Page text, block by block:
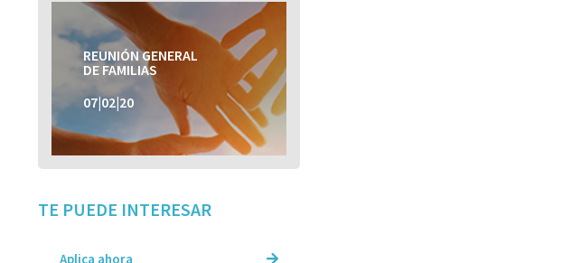
REUNIÓN GENERAL
DE FAMILIAS
07|02|20
REUNIÓN GENERAL
DE FAMILIAS
07|02|20
TE PUEDE INTERESAR
Aplica ahora